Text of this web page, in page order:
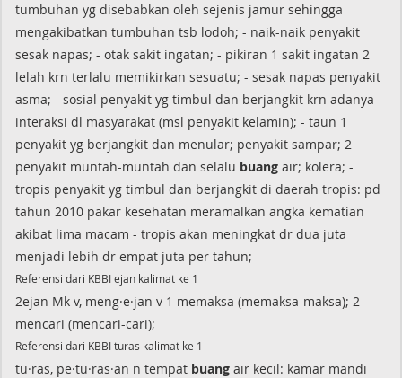
tumbuhan yg disebabkan oleh sejenis jamur sehingga
mengakibatkan tumbuhan tsb lodoh; - naik-naik penyakit
sesak napas; - otak sakit ingatan; - pikiran 1 sakit ingatan 2
lelah krn terlalu memikirkan sesuatu; - sesak napas penyakit
asma; - sosial penyakit yg timbul dan berjangkit krn adanya
interaksi dl masyarakat (msl penyakit kelamin); - taun 1
penyakit yg berjangkit dan menular; penyakit sampar; 2
penyakit muntah-muntah dan selalu buang air; kolera; -
tropis penyakit yg timbul dan berjangkit di daerah tropis: pd
tahun 2010 pakar kesehatan meramalkan angka kematian
akibat lima macam - tropis akan meningkat dr dua juta
menjadi lebih dr empat juta per tahun;
Referensi dari KBBI ejan kalimat ke 1
2ejan Mk v, meng·e·jan v 1 memaksa (memaksa-maksa); 2
mencari (mencari-cari);
Referensi dari KBBI turas kalimat ke 1
tu·ras, pe·tu·ras·an n tempat buang air kecil: kamar mandi